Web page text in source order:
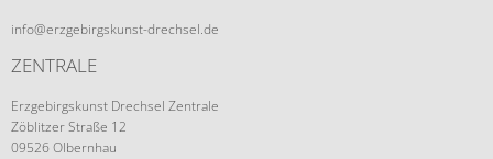
info@erzgebirgskunst-drechsel.de
ZENTRALE
Erzgebirgskunst Drechsel Zentrale
Zöblitzer Straße 12
09526 Olbernhau